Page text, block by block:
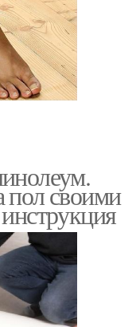
пол своими